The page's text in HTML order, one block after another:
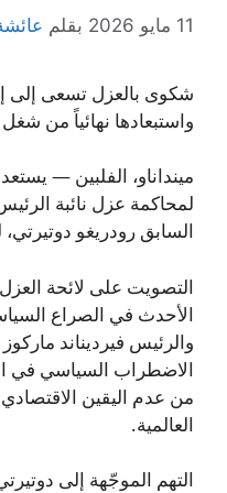
11 مايو 2026 بقلم
شكوى بالعزل تسعى إلى
واستبعادها نهائياً من
مينداناو، الفلبين —
لمحاكمة عزل نائبة
السابق رودريغو دوتيرتي،
التصويت على لائحة العزل
الأحدث في الصراع
والرئيس فيرديناند
الاضطراب السياسي في
من عدم اليقين
العالمية.
التهم الموجّهة إلى